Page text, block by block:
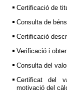
Certificació de
Consulta de
Certificació
Verificació i
Consulta del
Certificat del
motivació del